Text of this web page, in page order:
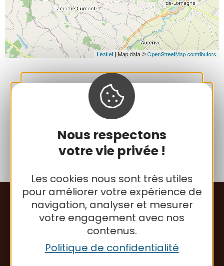
Nous respectons
votre vie privée !
Les cookies nous sont très utiles
pour améliorer votre expérience de
navigation, analyser et mesurer
votre engagement avec nos
contenus.
Politique de confidentialité
Leaflet | Map data ©OpenStreetMap contributors
Lat : 43.988404
Long : 0.948712